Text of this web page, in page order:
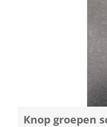
Knop groepen